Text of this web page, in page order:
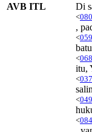
AVB ITL Di
<
,
<
<068
itu,
<
<
<